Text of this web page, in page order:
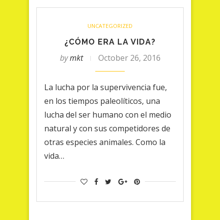
UNCATEGORIZED
¿CÓMO ERA LA VIDA?
bymkt October 26, 2016
La lucha por la supervivencia fue,
en los tiempos paleolíticos, una
lucha del ser humano con el medio
natural y con sus competidores de
otras especies animales. Como la
vida…